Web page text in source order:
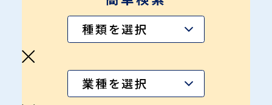
種類を選択
業種を選択